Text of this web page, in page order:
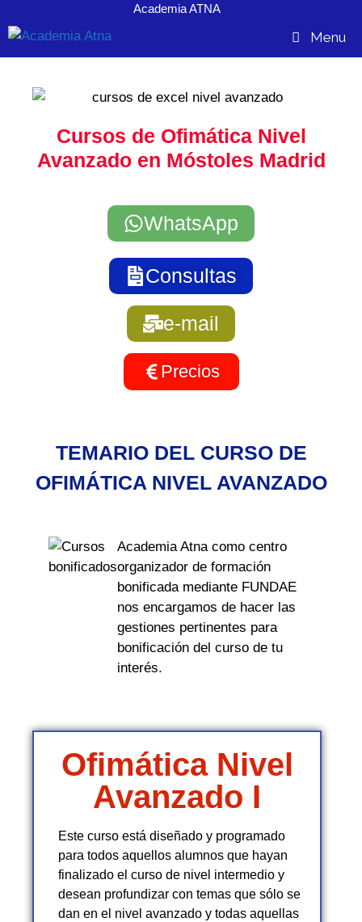
Academia ATNA
Menu
Cursos de Ofimática Nivel
Avanzado en Móstoles Madrid
WhatsApp
Consultas
e-mail
Precios
TEMARIO DEL CURSO DE
OFIMÁTICA NIVEL AVANZADO
Academia Atna como centro
organizador de formación
bonificada mediante FUNDAE
nos encargamos de hacer las
gestiones pertinentes para
bonificación del curso de tu
interés.
Ofimática Nivel
Avanzado I
Este curso está diseñado y programado
para todos aquellos alumnos que hayan
finalizado el curso de nivel intermedio y
desean profundizar con temas que sólo se
dan en el nivel avanzado y todas aquellas